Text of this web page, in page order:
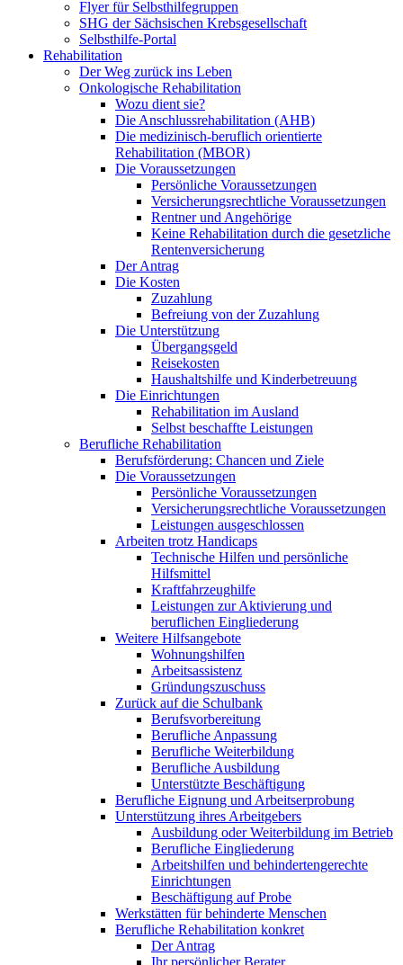
Flyer für Selbsthilfegruppen
SHG der Sächsischen Krebsgesellschaft
Selbsthilfe-Portal
Rehabilitation
Der Weg zurück ins Leben
Onkologische Rehabilitation
Wozu dient sie?
Die Anschlussrehabilitation (AHB)
Die medizinisch-beruflich orientierte
Rehabilitation (MBOR)
Die Voraussetzungen
Persönliche Voraussetzungen
Versicherungsrechtliche Voraussetzungen
Rentner und Angehörige
Keine Rehabilitation durch die gesetzliche
Rentenversicherung
Der Antrag
Die Kosten
Zuzahlung
Befreiung von der Zuzahlung
Die Unterstützung
Übergangsgeld
Reisekosten
Haushaltshilfe und Kinderbetreuung
Die Einrichtungen
Rehabilitation im Ausland
Selbst beschaffte Leistungen
Berufliche Rehabilitation
Berufsförderung: Chancen und Ziele
Die Voraussetzungen
Persönliche Voraussetzungen
Versicherungsrechtliche Voraussetzungen
Leistungen ausgeschlossen
Arbeiten trotz Handicaps
Technische Hilfen und persönliche
Hilfsmittel
Kraftfahrzeughilfe
Leistungen zur Aktivierung und
beruflichen Eingliederung
Weitere Hilfsangebote
Wohnungshilfen
Arbeitsassistenz
Gründungszuschuss
Zurück auf die Schulbank
Berufsvorbereitung
Berufliche Anpassung
Berufliche Weiterbildung
Berufliche Ausbildung
Unterstützte Beschäftigung
Berufliche Eignung und Arbeitserprobung
Unterstützung ihres Arbeitgebers
Ausbildung oder Weiterbildung im Betrieb
Berufliche Eingliederung
Arbeitshilfen und behindertengerechte
Einrichtungen
Beschäftigung auf Probe
Werkstätten für behinderte Menschen
Berufliche Rehabilitation konkret
Der Antrag
Ihr persönlicher Berater